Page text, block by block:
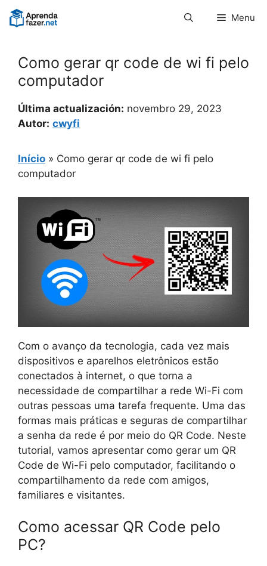
Pular
para
Menu
Como gerar qr code de wi fi pelo
computador
Última actualización: novembro 29, 2023
Autor: cwyfi
Início » Como gerar qr code de wi fi pelo
computador
Com o avanço da tecnologia, cada vez mais
dispositivos e aparelhos eletrônicos estão
conectados à internet, o que torna a
necessidade de compartilhar a rede Wi-Fi com
outras pessoas uma tarefa frequente. Uma das
formas mais práticas e seguras de compartilhar
a senha da rede é por meio do QR Code. Neste
tutorial, vamos apresentar como gerar um QR
Code de Wi-Fi pelo computador, facilitando o
compartilhamento da rede com amigos,
familiares e visitantes.
Como acessar QR Code pelo
PC?